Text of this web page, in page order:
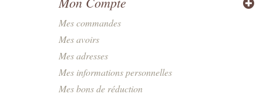
Mes commandes
Mes avoirs
Mes adresses
Mes informations personnelles
Mes bons de réduction